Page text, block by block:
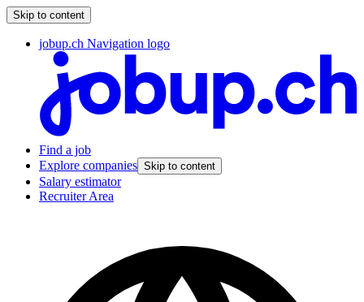
Skip to content
jobup.ch Navigation logo
Find a job
Explore companies Skip to content
Salary estimator
Recruiter Area